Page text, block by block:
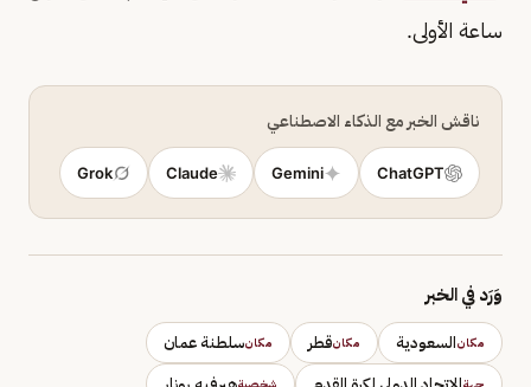
ساعة الأولى.
ناقش الخبر مع الذكاء الاصطناعي
ChatGPT
Gemini
Claude
Grok
وَرَد في الخبر
مكانالسعودية مكانقطر مكانسلطنة عمان
جهة شخصية